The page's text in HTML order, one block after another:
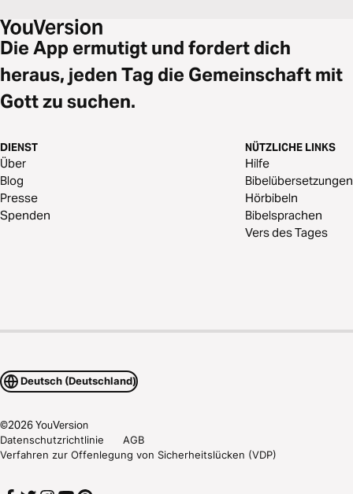
Die App ermutigt und fordert dich
heraus, jeden Tag die Gemeinschaft mit
Gott zu suchen.
DIENST
Über
Blog
Presse
Spenden
NÜTZLICHE LINKS
Hilfe
Bibelübersetzungen
Hörbibeln
Bibelsprachen
Vers des Tages
Deutsch (Deutschland)
©2026YouVersion
Datenschutzrichtlinie
AGB
Verfahren zur Offenlegung von Sicherheitslücken (VDP)